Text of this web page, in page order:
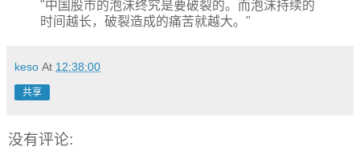
"中国股市的泡沫终究是要破裂的。而泡沫持续的
时间越长，破裂造成的痛苦就越大。"
keso At 12:38:00
共享
没有评论: